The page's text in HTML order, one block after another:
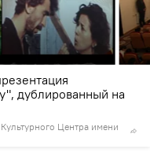
Центра имени
дублированный на